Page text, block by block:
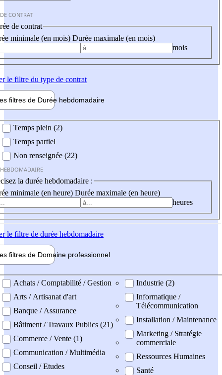
CONTRAT
de contrat
minimale (en mois) Durée maximale (en mois)
mois
le filtre du type de contrat
filtres de Durée hebdomadaire
Temps plein (2)
Temps partiel
Non renseignée (22)
la durée hebdomadaire :
minimale (en heure) Durée maximale (en heure)
heures
le filtre de durée hebdomadaire
filtres de Domaine professionnel
professionel
Achats / Comptabilité / Gestion
Arts / Artisanat d'art
Banque / Assurance
Bâtiment / Travaux Publics (21)
Commerce / Vente (1)
Communication / Multimédia
Conseil / Etudes
Industrie (2)
Informatique /
Télécommunication
Installation / Maintenance
Marketing / Stratégie
commerciale
Ressources Humaines
Santé